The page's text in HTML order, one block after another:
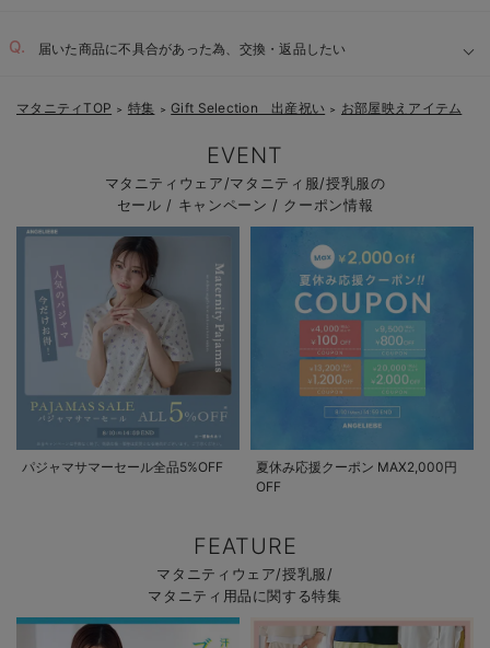
届いた商品に不具合があった為、交換・返品したい
マタニティTOP ＞ 特集 ＞ Gift Selection 出産祝い ＞ お部屋映えアイテム
EVENT
マタニティウェア/マタニティ服/授乳服の
セール / キャンペーン / クーポン情報
パジャマサマーセール全品5%OFF
夏休み応援クーポン MAX2,000円
OFF
FEATURE
マタニティウェア/授乳服/
マタニティ用品に関する特集